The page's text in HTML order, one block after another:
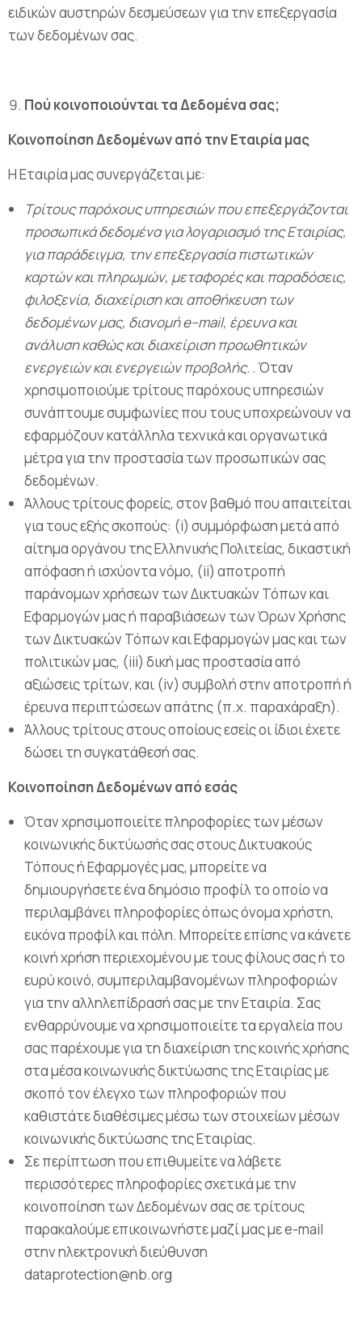
ειδικών αυστηρών δεσμεύσεων για την επεξεργασία
των δεδομένων σας.
Πού κοινοποιούνται τα Δεδομένα σας;
Κοινοποίηση Δεδομένων από την Εταιρία μας
Η Εταιρία μας συνεργάζεται με:
Τρίτους παρόχους υπηρεσιών που επεξεργάζονται
προσωπικά δεδομένα για λογαριασμό της Εταιρίας,
για παράδειγμα, την επεξεργασία πιστωτικών
καρτών και πληρωμών, μεταφορές και παραδόσεις,
φιλοξενία, διαχείριση και αποθήκευση των
δεδομένων μας, διανομήe–mail, έρευνα και
ανάλυση καθώς και διαχείριση προωθητικών
ενεργειών και ενεργειών προβολής. . Όταν
χρησιμοποιούμε τρίτους παρόχους υπηρεσιών
συνάπτουμε συμφωνίες που τους υποχρεώνουν να
εφαρμόζουν κατάλληλα τεχνικά και οργανωτικά
μέτρα για την προστασία των προσωπικών σας
δεδομένων.
Άλλους τρίτους φορείς, στον βαθμό που απαιτείται
για τους εξής σκοπούς: (i) συμμόρφωση μετά από
αίτημα οργάνου της Ελληνικής Πολιτείας, δικαστική
απόφαση ή ισχύοντα νόμο, (ii) αποτροπή
παράνομων χρήσεων των Δικτυακών Τόπων και
Εφαρμογών μας ή παραβιάσεων των Όρων Χρήσης
των Δικτυακών Τόπων και Εφαρμογών μας και των
πολιτικών μας, (iii) δική μας προστασία από
αξιώσεις τρίτων, και (iv) συμβολή στην αποτροπή ή
έρευνα περιπτώσεων απάτης (π.χ. παραχάραξη).
Άλλους τρίτους στους οποίους εσείς οι ίδιοι έχετε
δώσει τη συγκατάθεσή σας.
Κοινοποίηση Δεδομένων από εσάς
Όταν χρησιμοποιείτε πληροφορίες των μέσων
κοινωνικής δικτύωσής σας στους Δικτυακούς
Τόπους ή Εφαρμογές μας, μπορείτε να
δημιουργήσετε ένα δημόσιο προφίλ το οποίο να
περιλαμβάνει πληροφορίες όπως όνομα χρήστη,
εικόνα προφίλ και πόλη. Μπορείτε επίσης να κάνετε
κοινή χρήση περιεχομένου με τους φίλους σας ή το
ευρύ κοινό, συμπεριλαμβανομένων πληροφοριών
για την αλληλεπίδρασή σας με την Εταιρία. Σας
ενθαρρύνουμε να χρησιμοποιείτε τα εργαλεία που
σας παρέχουμε για τη διαχείριση της κοινής χρήσης
στα μέσα κοινωνικής δικτύωσης της Εταιρίας με
σκοπό τον έλεγχο των πληροφοριών που
καθιστάτε διαθέσιμες μέσω των στοιχείων μέσων
κοινωνικής δικτύωσης της Εταιρίας.
Σε περίπτωση που επιθυμείτε να λάβετε
περισσότερες πληροφορίες σχετικά με την
κοινοποίηση των Δεδομένων σας σε τρίτους
παρακαλούμε επικοινωνήστε μαζί μας με e-mail
στην ηλεκτρονική διεύθυνση
dataprotection@nb.org